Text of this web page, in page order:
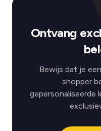
Ontvang
Bewijs dat je
shopper
gepersonaliseerde